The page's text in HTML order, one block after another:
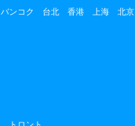
バンコク 台北 香港 上海 北京